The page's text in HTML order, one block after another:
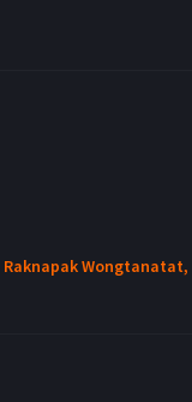
Raknapak Wongtanatat,